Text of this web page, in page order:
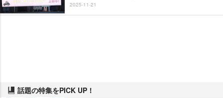
2025-11-21
話題の特集をPICK UP！